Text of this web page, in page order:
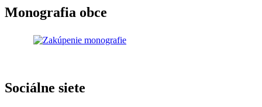
Monografia obce
Sociálne siete